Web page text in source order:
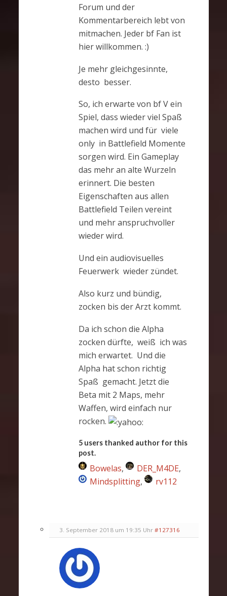
Forum und der
Kommentarbereich lebt von
mitmachen. Jeder bf Fan ist
hier willkommen. :)
Je mehr gleichgesinnte,
desto besser.
So, ich erwarte von bf V ein
Spiel, dass wieder viel Spaß
machen wird und für viele
only in Battlefield Momente
sorgen wird. Ein Gameplay
das mehr an alte Wurzeln
erinnert. Die besten
Eigenschaften aus allen
Battlefield Teilen vereint
und mehr anspruchvoller
wieder wird.
Und ein audiovisuelles
Feuerwerk wieder zündet.
Also kurz und bündig,
zocken bis der Arzt kommt.
Da ich schon die Alpha
zocken dürfte, weiß ich was
mich erwartet. Und die
Alpha hat schon richtig
Spaß gemacht. Jetzt die
Beta mit 2 Maps, mehr
Waffen, wird einfach nur
rocken.
5 users thanked author for this
post.
Bowelas, DER_M4DE,
Mindsplitting, rv112
3. September 2018 um 19:35 Uhr #127316